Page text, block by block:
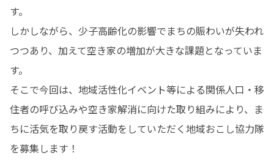
す。
しかしながら、少子高齢化の影響でまちの賑わいが失われ
つつあり、加えて空き家の増加が大きな課題となっていま
す。
そこで今回は、地域活性化イベント等による関係人口・移
住者の呼び込みや空き家解消に向けた取り組みにより、ま
ちに活気を取り戻す活動をしていただく地域おこし協力隊
を募集します！